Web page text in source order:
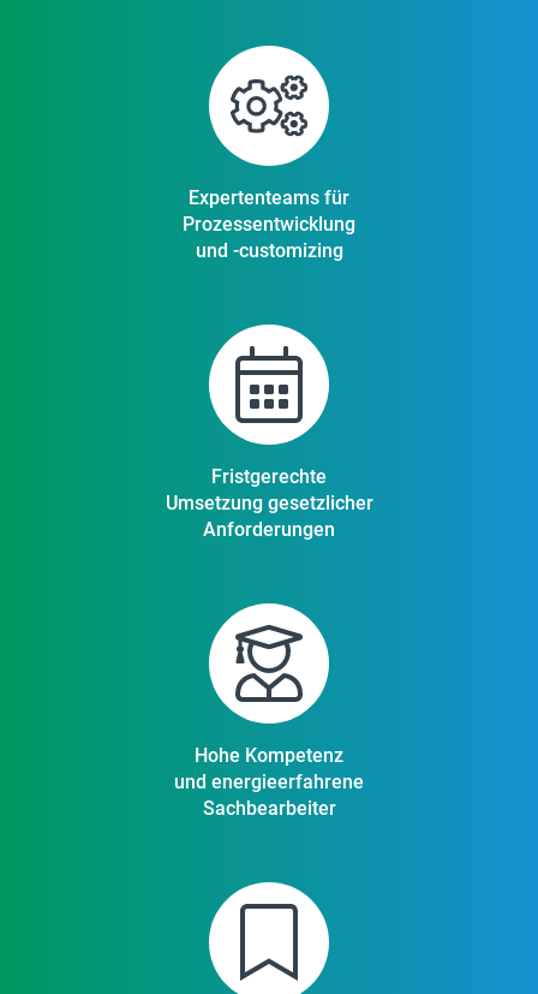
Expertenteams für
Prozessentwicklung
und -customizing
Fristgerechte
Umsetzung gesetzlicher
Anforderungen
Hohe Kompetenz
und energieerfahrene
Sachbearbeiter